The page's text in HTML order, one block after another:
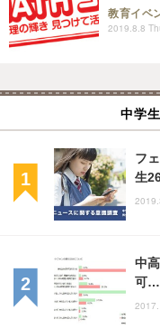
教育イベ
2019.8.8
中学
フ
生
中
可…